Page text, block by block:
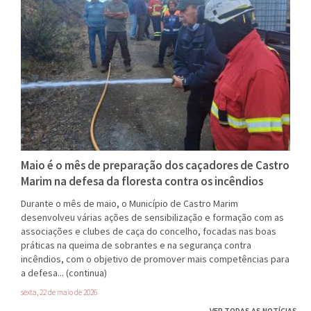
Maio é o mês de preparação dos caçadores de Castro
Marim na defesa da floresta contra os incêndios
Durante o mês de maio, o Município de Castro Marim
desenvolveu várias ações de sensibilização e formação com as
associações e clubes de caça do concelho, focadas nas boas
práticas na queima de sobrantes e na segurança contra
incêndios, com o objetivo de promover mais competências para
a defesa... (continua)
sexta, 22 de maio de 2026